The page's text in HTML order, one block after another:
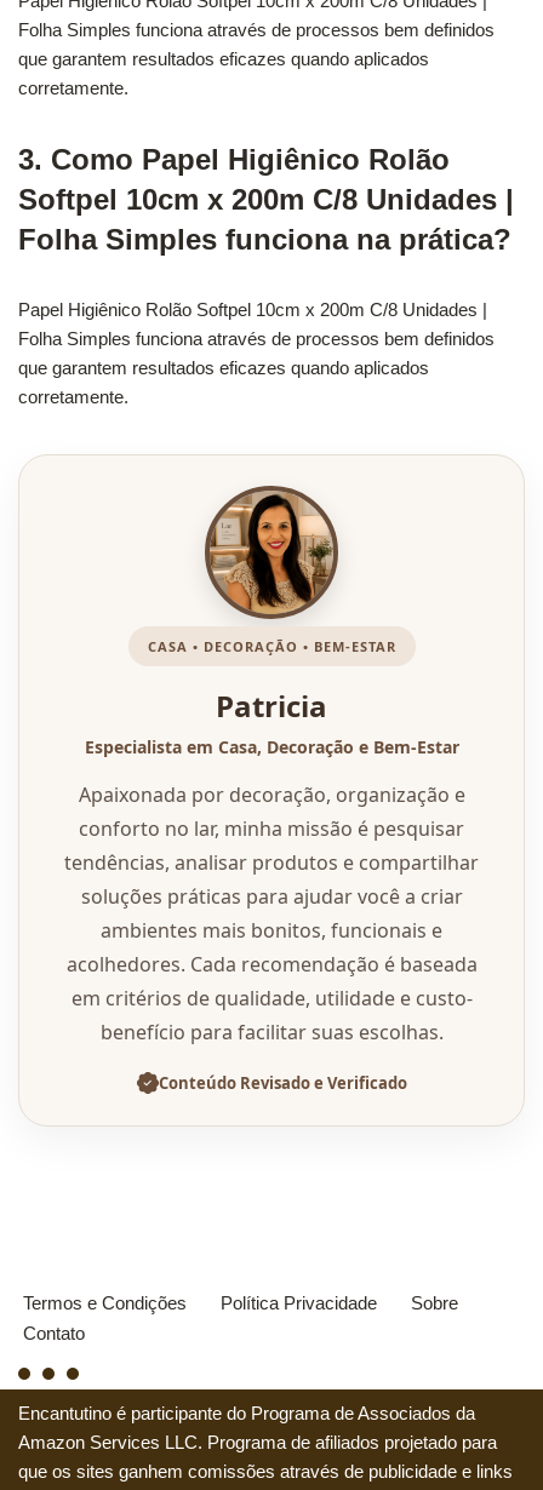
Folha Simples funciona através de processos bem definidos
que garantem resultados eficazes quando aplicados
corretamente.
3. Como Papel Higiênico Rolão
Softpel 10cm x 200m C/8 Unidades |
Folha Simples funciona na prática?
Papel Higiênico Rolão Softpel 10cm x 200m C/8 Unidades |
Folha Simples funciona através de processos bem definidos
que garantem resultados eficazes quando aplicados
corretamente.
CASA • DECORAÇÃO • BEM-ESTAR
Patricia
Especialista em Casa, Decoração e Bem-Estar
Apaixonada por decoração, organização e
conforto no lar, minha missão é pesquisar
tendências, analisar produtos e compartilhar
soluções práticas para ajudar você a criar
ambientes mais bonitos, funcionais e
acolhedores. Cada recomendação é baseada
em critérios de qualidade, utilidade e custo-
benefício para facilitar suas escolhas.
Conteúdo Revisado e Verificado
Termos e Condições Política Privacidade
Sobre
Contato
Encantutino é participante do Programa de Associados da
Amazon Services LLC. Programa de afiliados projetado para
que os sites ganhem comissões através de publicidade e links